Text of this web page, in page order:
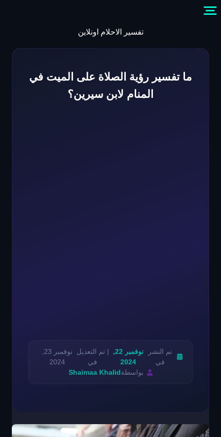
content
تفسير الاحلام اونلاين
ما تفسير رؤية الصلاة على الميت في
المنام لابن سيرين؟
تم النشر
في
نوفمبر 22,
2024
| تم التعديل
في
نوفمبر 23,
2024
بواسطة Shaimaa Khalid